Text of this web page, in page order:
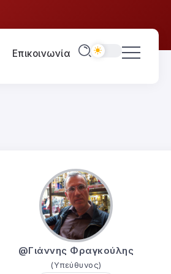
Επικοινωνία
@Γιάννης Φραγκούλης
(Υπεύθυνος)